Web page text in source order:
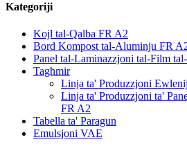
Kategoriji
Kojl tal-Qalba FR A2
Bord Kompost tal-Aluminju FR
Panel tal-Laminazzjoni tal-Film
Tagħmir
Linja ta' Produzzjoni
Linja ta' Produzzjoni ta'
FR A2
Tabella ta' Paragun
Emulsjoni VAE